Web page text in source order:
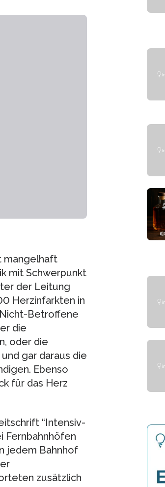
mangelhaft
mit Schwerpunkt
der Leitung
Herzinfarkten in
Betroffene
die
oder die
gar daraus die
Ebenso
für das Herz
“Intensiv-
Fernbahnhöfen
jedem Bahnhof
zusätzlich